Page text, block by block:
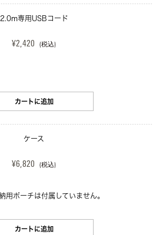
2.0m専用USBコード
¥2,420 (税込)
カートに追加
ケース
¥6,820 (税込)
用ポーチは付属していません。
カートに追加